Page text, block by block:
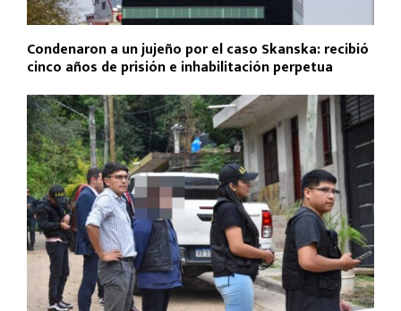
Condenaron a un jujeño por el caso Skanska: recibió
cinco años de prisión e inhabilitación perpetua